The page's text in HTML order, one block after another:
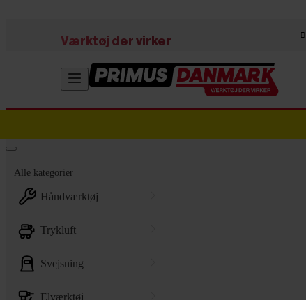
Værktøj der virker
Alle kategorier
håndværktøj
trykluft
svejsning
elværktøj